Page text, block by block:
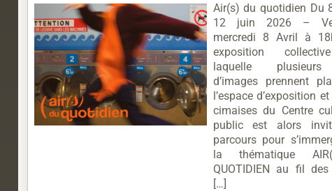
Air(s) du quotidien Du
12 juin 2026 –
mercredi 8 Avril à
exposition
laquelle
d’images prennent
l’espace d’exposition
cimaises du Centre
public est alors
parcours pour
la thématique
QUOTIDIEN au fil
[…]